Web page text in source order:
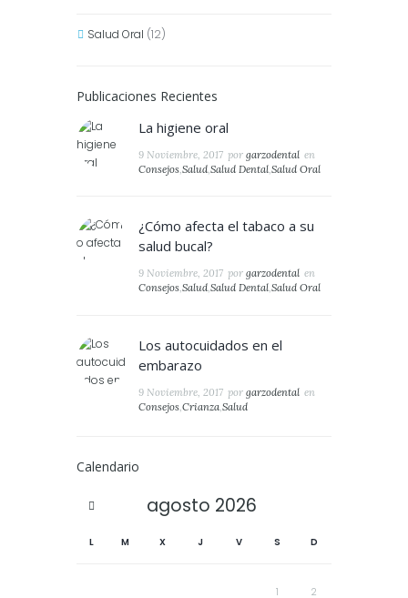
Salud Oral (12)
Publicaciones Recientes
La higiene oral
9 Noviembre, 2017 por garzodental en
Consejos, Salud, Salud Dental, Salud Oral
¿Cómo afecta el tabaco a su
salud bucal?
9 Noviembre, 2017 por garzodental en
Consejos,Salud,Salud Dental,Salud Oral
Los autocuidados en el
embarazo
9 Noviembre, 2017 por garzodental en
Consejos,Crianza,Salud
Calendario
agosto 2026
L M X J V S D
1 2